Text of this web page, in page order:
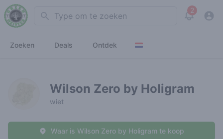
Search 2
View
Zoeken Deals Ontdek
Wilson Zero by Holigram
wiet
Waar is Wilson Zero by Holigram te koop